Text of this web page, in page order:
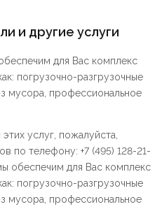
и другие услуги
для Вас комплекс
погрузочно-разгрузочные
мусора, профессиональное
услуг, пожалуйста,
по телефону: +7 (495) 128-21-
обеспечим для Вас комплекс
погрузочно-разгрузочные
мусора, профессиональное